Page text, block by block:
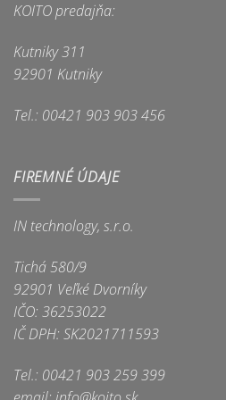
KOITO predajňa:
Kutniky 311
92901 Kutniky
Tel.: 00421 903 903 456
FIREMNÉ ÚDAJE
IN technology, s.r.o.
Tichá 580/9
92901 Veľké Dvorníky
IČO: 36253022
IČ DPH: SK2021711593
Tel.: 00421 903 259 399